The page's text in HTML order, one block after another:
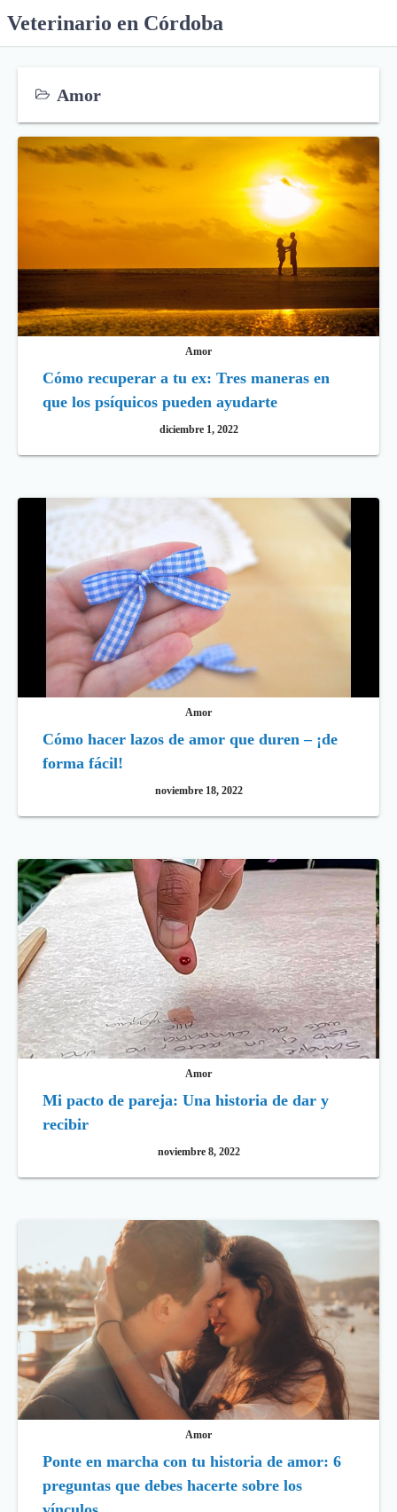
i
Veterinario en Córdoba
Amor
Amor
Cómo recuperar a tu ex: Tres maneras en
que los psíquicos pueden ayudarte
diciembre 1, 2022
Amor
Cómo hacer lazos de amor que duren – ¡de
forma fácil!
noviembre 18, 2022
Amor
Mi pacto de pareja: Una historia de dar y
recibir
noviembre 8, 2022
Amor
Ponte en marcha con tu historia de amor: 6
preguntas que debes hacerte sobre los